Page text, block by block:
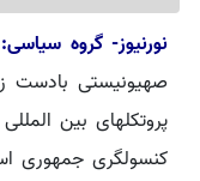
نورنیوز- گروه سیاسی:
صهیونیستی بادست
پروتکلهای بین
کنسولگری جمهوری